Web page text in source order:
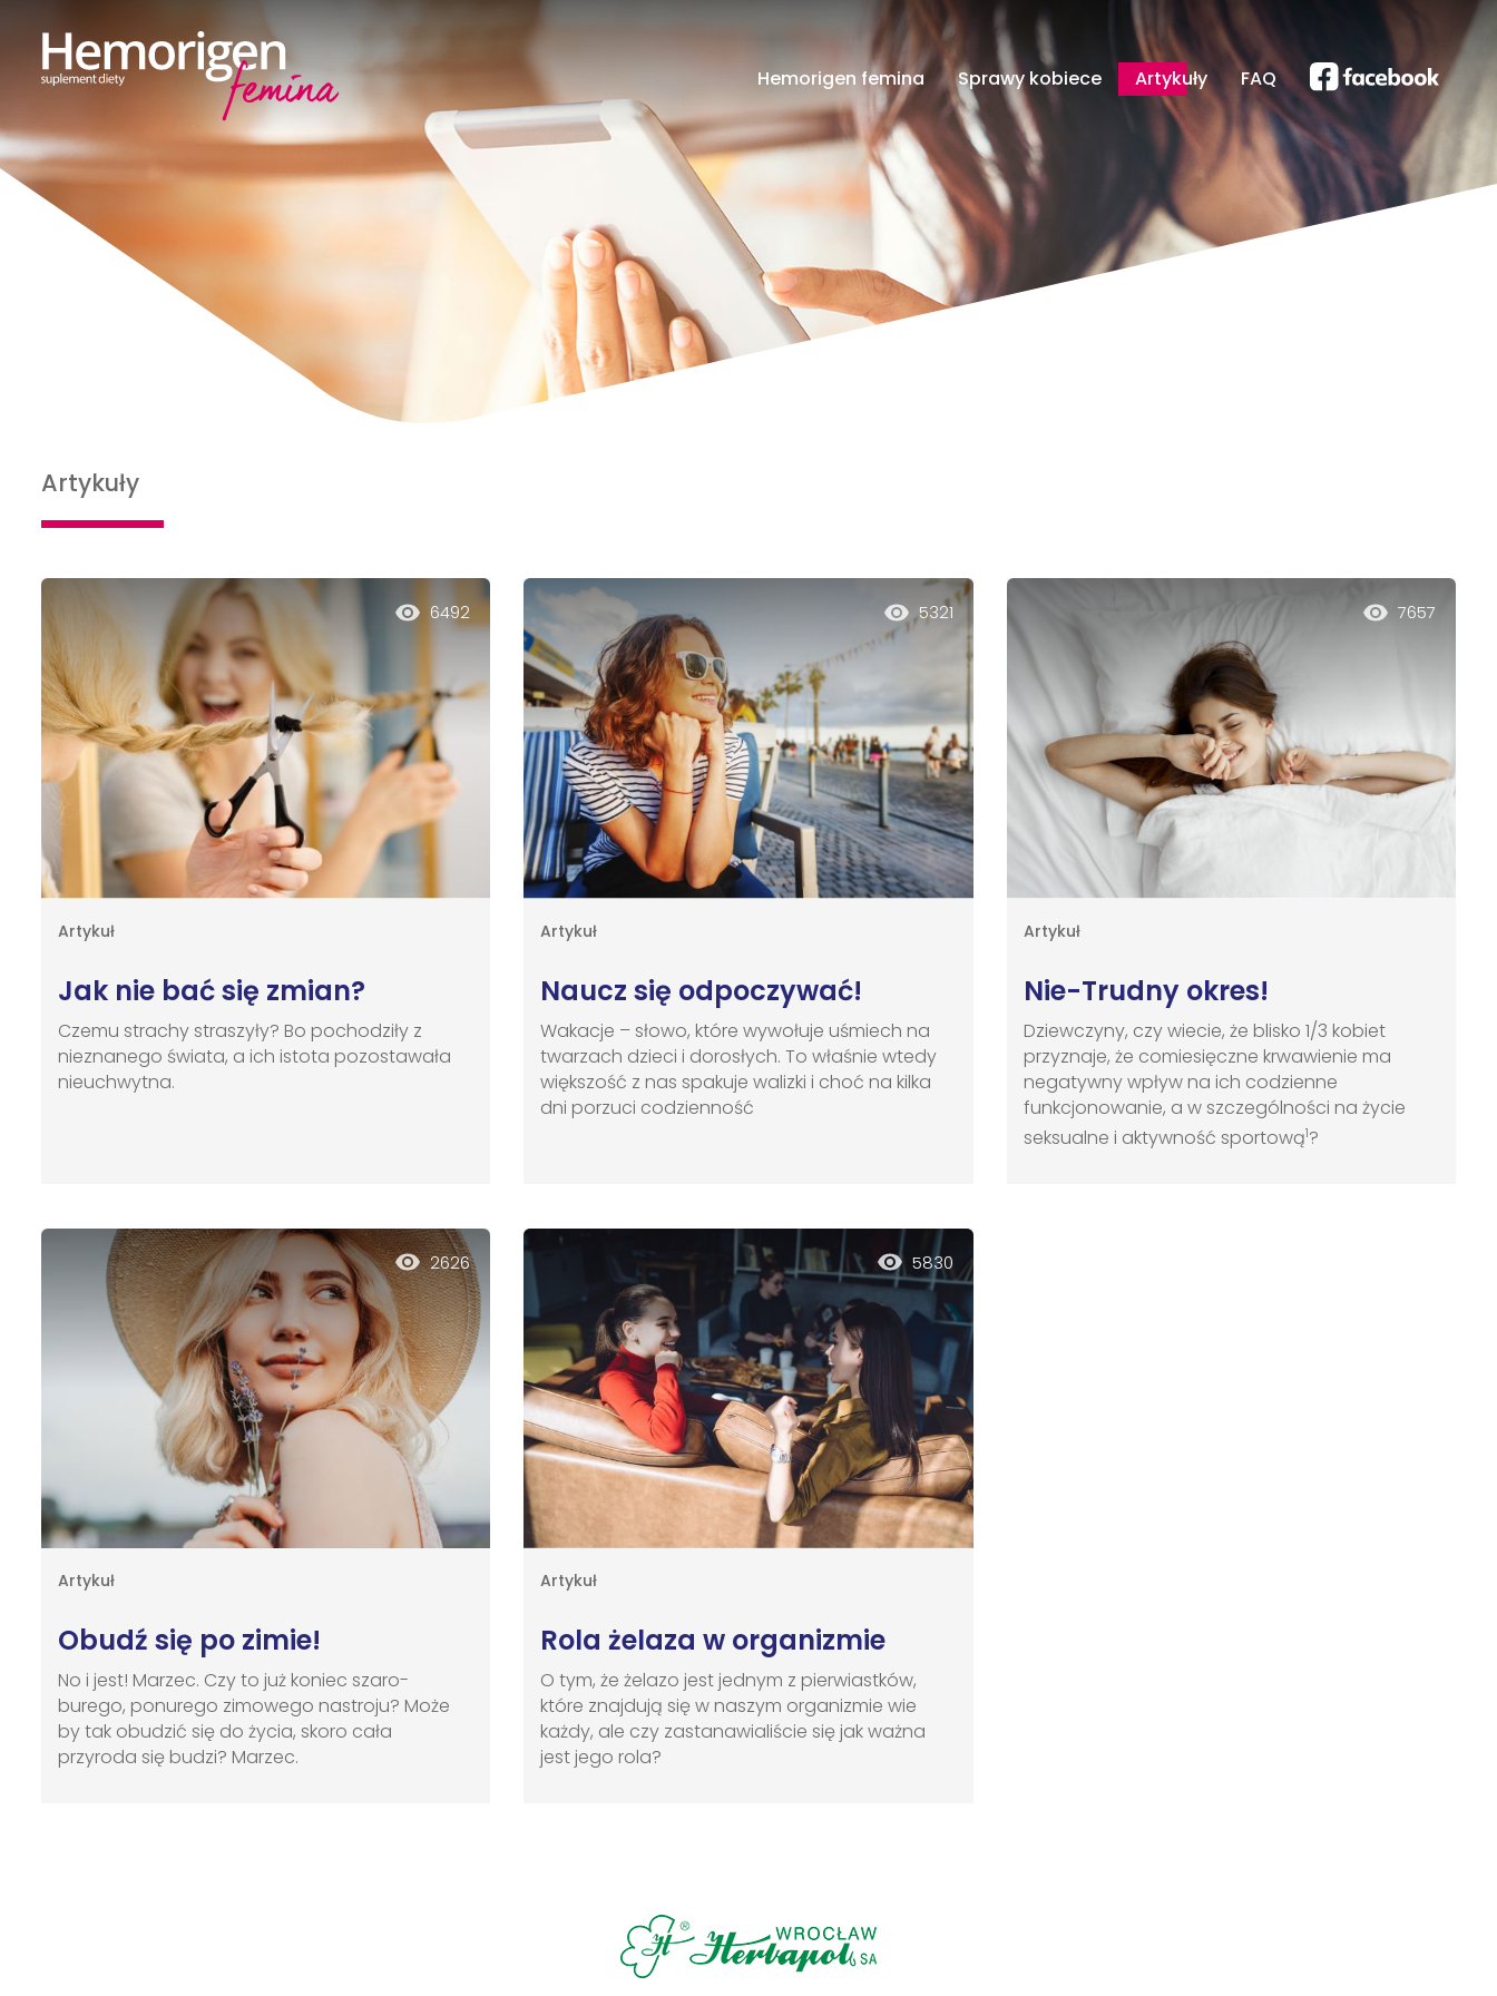
Hemorigen femina Sprawy kobiece Artykuły FAQ
Artykuły
6492
Artykuł
Jak nie bać się zmian?
Czemu strachy straszyły? Bo pochodziły z
nieznanego świata, a ich istota pozostawała
nieuchwytna.
5321
Artykuł
Naucz się odpoczywać!
Wakacje – słowo, które wywołuje uśmiech na
twarzach dzieci i dorosłych. To właśnie wtedy
większość z nas spakuje walizki i choć na kilka
dni porzuci codzienność
7657
Artykuł
Nie-Trudny okres!
Dziewczyny, czy wiecie, że blisko 1/3 kobiet
przyznaje, że comiesięczne krwawienie ma
negatywny wpływ na ich codzienne
funkcjonowanie, a w szczególności na życie
seksualne i aktywność sportową1?
2626
Artykuł
Obudź się po zimie!
No i jest! Marzec. Czy to już koniec szaro-
burego, ponurego zimowego nastroju? Może
by tak obudzić się do życia, skoro cała
przyroda się budzi? Marzec.
5830
Artykuł
Rola żelaza w organizmie
O tym, że żelazo jest jednym z pierwiastków,
które znajdują się w naszym organizmie wie
każdy, ale czy zastanawialiście się jak ważna
jest jego rola?